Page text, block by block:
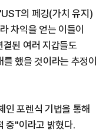
의 페깅(가치 유지)
차익을 얻는 이들이
된 여러 지갑들도
했을 것이라는 추정이
인 포렌식 기법을 통해
중"이라고 밝혔다.